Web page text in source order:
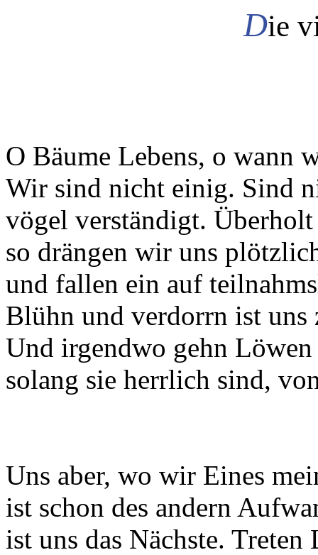
Die
O Bäume Lebens, o wann
Wir sind nicht einig. Sind
vögel verständigt. Überholt
so drängen wir uns
und fallen ein auf
Blühn und verdorrn ist uns
Und irgendwo gehn
solang sie herrlich sind,
Uns aber, wo wir Eines
ist schon des andern
ist uns das Nächste. Treten